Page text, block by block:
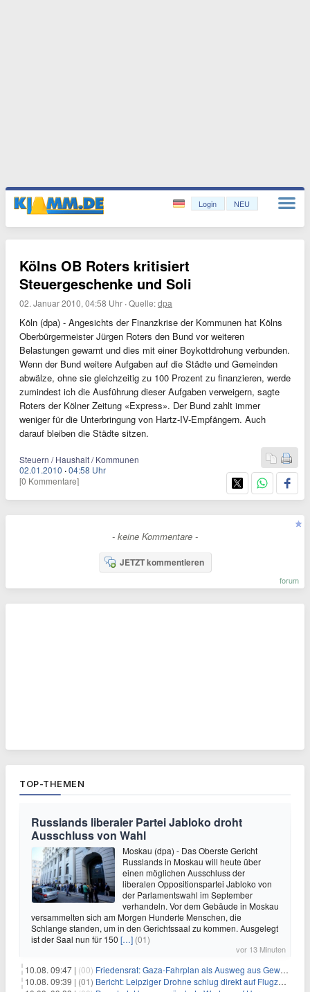
Login NEU
Kölns OB Roters kritisiert
Steuergeschenke und Soli
02. Januar 2010, 04:58 Uhr ·Quelle:dpa
Köln (dpa) - Angesichts der Finanzkrise der Kommunen hat Kölns
Oberbürgermeister Jürgen Roters den Bund vor weiteren
Belastungen gewarnt und dies mit einer Boykottdrohung verbunden.
Wenn der Bund weitere Aufgaben auf die Städte und Gemeinden
abwälze, ohne sie gleichzeitig zu 100 Prozent zu finanzieren, werde
zumindest ich die Ausführung dieser Aufgaben verweigern, sagte
Roters der Kölner Zeitung «Express». Der Bund zahlt immer
weniger für die Unterbringung von Hartz-IV-Empfängern. Auch
darauf bleiben die Städte sitzen.
Steuern / Haushalt / Kommunen
02.01.2010 ·04:58 Uhr
[0 Kommentare]
- keine Kommentare -
JETZT kommentieren
forum
TOP-THEMEN
Russlands liberaler Partei Jabloko droht
Ausschluss von Wahl
Moskau (dpa) - Das Oberste Gericht
Russlands in Moskau will heute über
einen möglichen Ausschluss der
liberalen Oppositionspartei Jabloko von
der Parlamentswahl im September
verhandeln. Vor dem Gebäude in Moskau
versammelten sich am Morgen Hunderte Menschen, die
Schlange standen, um in den Gerichtssaal zu kommen. Ausgelegt
ist der Saal nun für 150 […] (01)
vor 13 Minuten
10.08. 09:47 | (00) Friedensrat: Gaza-Fahrplan als Ausweg aus Gewaltspirale
10.08. 09:39 | (01) Bericht: Leipziger Drohne schlug direkt auf Flugzeug ein